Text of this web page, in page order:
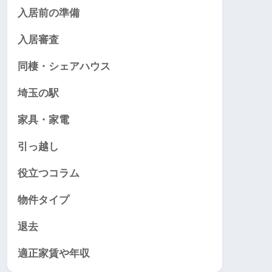
入居前の準備
入居審査
同棲・シェアハウス
埼玉の駅
家具・家電
引っ越し
役立つコラム
物件タイプ
退去
適正家賃や年収